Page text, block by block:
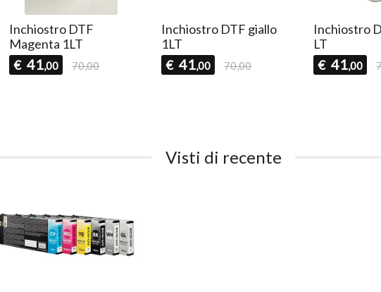
Inchiostro DTF
Magenta 1LT
€ 41,00 70,00
Inchiostro DTF giallo
1LT
€ 41,00 70,00
Inchiostro
LT
€ 41,00
Visti di recente